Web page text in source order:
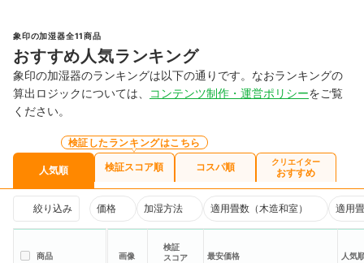
象印の加湿器全11商品
おすすめ人気ランキング
象印の加湿器のランキングは以下の通りです。なおランキングの
算出ロジックについては、
コンテンツ制作・運営ポリシーをご覧
ください。
人気順
検証したランキングはこちら
検証スコア順 コスパ順 クリエイター
おすすめ
絞り込み 価格 加湿方法 適用畳数（木造和室） 適用
商品 画像
検証
スコア
最安価格 人気